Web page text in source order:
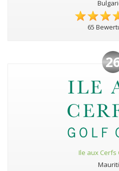
65
Ile aux Cerfs